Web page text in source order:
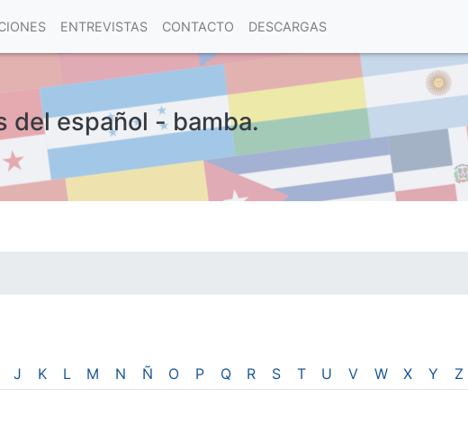
ENTREVISTAS CONTACTO DESCARGAS
del español - bamba.
de las visitas.
J K L M N Ñ O P Q R S T U V W X Y Z